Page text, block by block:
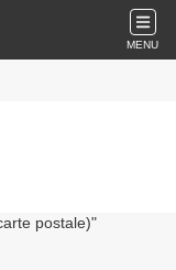
MENU